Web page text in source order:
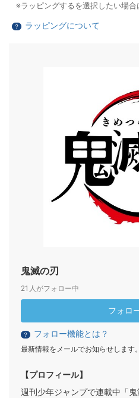
ラッピングするを選択したい場合
？ ラッピングについて
鬼滅の刃
21人がフォロー中
フォロ
？ フォロー機能とは？
最新情報をメールでお知らせします。
【プロフィール】
週刊少年ジャンプで連載中「鬼